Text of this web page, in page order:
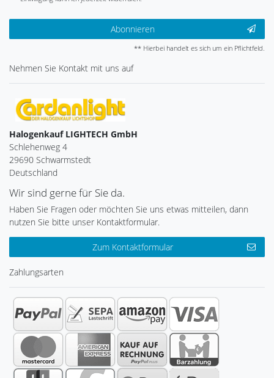
Abonnieren
** Hierbei handelt es sich um ein Pflichtfeld.
Nehmen Sie Kontakt mit uns auf
Halogenkauf LIGHTECH GmbH
Schlehenweg 4
29690 Schwarmstedt
Deutschland
Wir sind gerne für Sie da.
Haben Sie Fragen oder möchten Sie uns etwas mitteilen, dann
nutzen Sie bitte unser Kontaktformular.
Zum Kontaktformular
Zahlungsarten